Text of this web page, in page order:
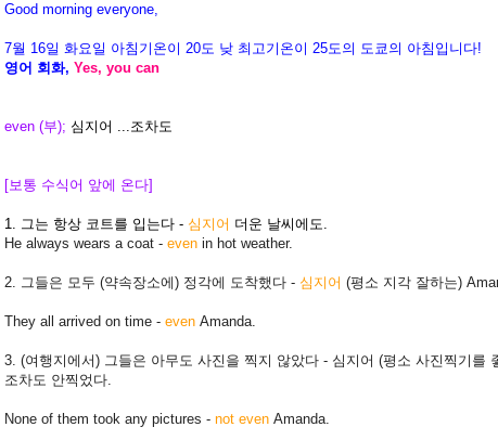
Good morning everyone,
7월 16일 화요일 아침기온이 20도 낮 최고기온이 25도의 도쿄의 아침입니다!
영어 회화, Yes, you can
even (부); 심지어 ...조차도
[보통 수식어 앞에 온다]
1. 그는 항상 코트를 입는다 - 심지어 더운 날씨에도.
He always wears a coat - even in hot weather.
2. 그들은 모두 (약속장소에) 정각에 도착했다 - 심지어 (평소 지각 잘하는)
They all arrived on time - even Amanda.
3. (여행지에서) 그들은 아무도 사진을 찍지 않았다 - 심지어 (평소 사진찍기를
조차도 안찍었다.
None of them took any pictures - not even Amanda.